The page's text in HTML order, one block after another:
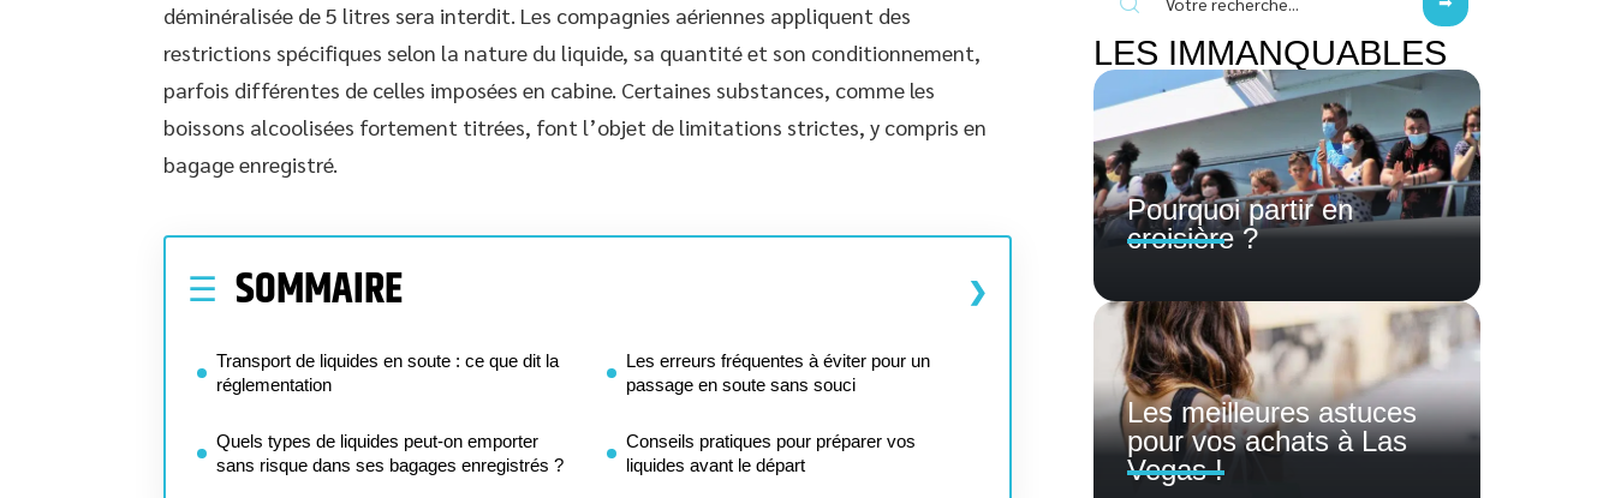
déminéralisée de 5 litres sera interdit. Les compagnies aériennes appliquent des
restrictions spécifiques selon la nature du liquide, sa quantité et son conditionnement,
parfois différentes de celles imposées en cabine. Certaines substances, comme les
boissons alcoolisées fortement titrées, font l’objet de limitations strictes, y compris en
bagage enregistré.
SOMMAIRE
Transport de liquides en soute : ce que dit la
réglementation
Quels types de liquides peut-on emporter
sans risque dans ses bagages enregistrés ?
Les erreurs fréquentes à éviter pour un
passage en soute sans souci
Conseils pratiques pour préparer vos
liquides avant le départ
LES IMMANQUABLES
Pourquoi partir en
croisière ?
Les meilleures astuces
pour vos achats à Las
Vegas !